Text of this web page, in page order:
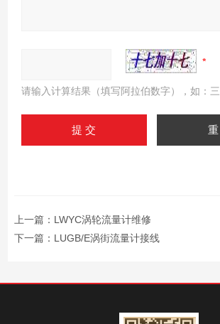
请输入计算结果（填写阿拉伯数字），如：
上一篇： LWYC涡轮流量计维修
下一篇： LUGB/E涡街流量计接线